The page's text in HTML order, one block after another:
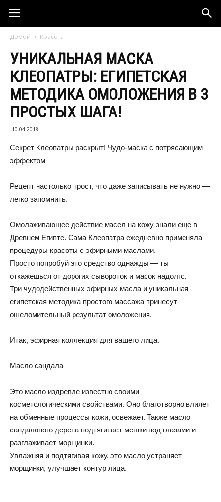
Домой Красота
УНИКАЛЬНАЯ МАСКА
КЛЕОПАТРЫ: ЕГИПЕТСКАЯ
МЕТОДИКА ОМОЛОЖЕНИЯ В 3
ПРОСТЫХ ШАГА!
10.04.2018
Секрет Клеопатры раскрыт! Чудо-маска с потрясающим
эффектом
Рецепт настолько прост, что даже записывать не нужно —
легко запомнить.
Омолаживающее действие масел на кожу знали еще в
Древнем Египте. Сама Клеопатра ежедневно применяла
процедуры красоты с эфирными маслами.
Просто попробуй это средство однажды — ты
откажешься от дорогих сывороток и масок надолго.
Три чудодейственных эфирных масла и уникальная
египетская методика простого массажа принесут
ошеломительный результат омоложения.
Итак, эфирная коллекция для вашего лица.
Масло сандала
Это масло издревле известно своими
косметологическими свойствами. Оно благотворно влияет
на обменные процессы кожи, освежает. Также масло
сандалового дерева подтягивает мешки под глазами и
разглаживает морщинки.
Увлажняя и подтягивая кожу, это масло устраняет
морщинки, улучшает контур лица.